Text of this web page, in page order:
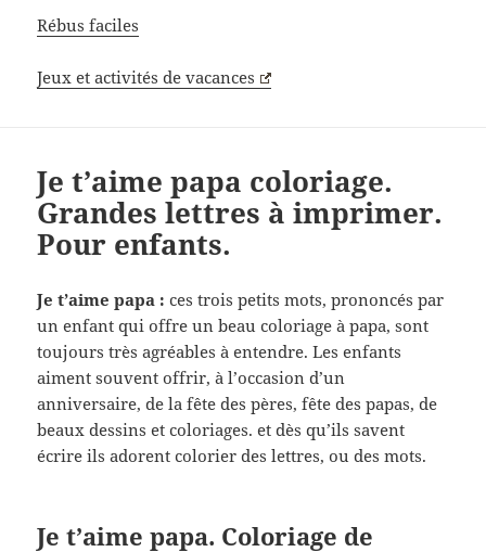
Rébus faciles
Jeux et activités de vacances
Je t’aime papa coloriage.
Grandes lettres à imprimer.
Pour enfants.
Je t’aime papa : ces trois petits mots, prononcés par
un enfant qui offre un beau coloriage à papa, sont
toujours très agréables à entendre. Les enfants
aiment souvent offrir, à l’occasion d’un
anniversaire, de la fête des pères, fête des papas, de
beaux dessins et coloriages. et dès qu’ils savent
écrire ils adorent colorier des lettres, ou des mots.
Je t’aime papa. Coloriage de